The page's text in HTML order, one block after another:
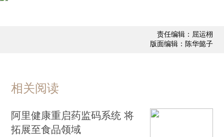
责任编辑：屈运栩
版面编辑：陈华懿子
相关阅读
阿里健康重启药监码系统 将
拓展至食品领域